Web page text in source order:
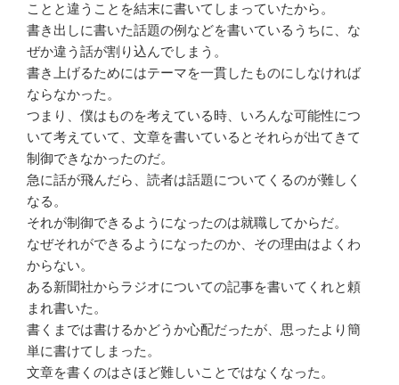
ことと違うことを結末に書いてしまっていたから。
書き出しに書いた話題の例などを書いているうちに、な
ぜか違う話が割り込んでしまう。
書き上げるためにはテーマを一貫したものにしなければ
ならなかった。
つまり、僕はものを考えている時、いろんな可能性につ
いて考えていて、文章を書いているとそれらが出てきて
制御できなかったのだ。
急に話が飛んだら、読者は話題についてくるのが難しく
なる。
それが制御できるようになったのは就職してからだ。
なぜそれができるようになったのか、その理由はよくわ
からない。
ある新聞社からラジオについての記事を書いてくれと頼
まれ書いた。
書くまでは書けるかどうか心配だったが、思ったより簡
単に書けてしまった。
文章を書くのはさほど難しいことではなくなった。